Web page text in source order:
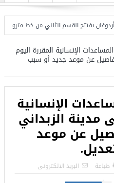
يفتتح القسم الثاني من خط مترو ”
الإنسانية المقررة اليوم
عن موعد جديد أو سبب
الإنسانية
مدينة الزبداني
عن موعد
طباعة البريد الالكترونى